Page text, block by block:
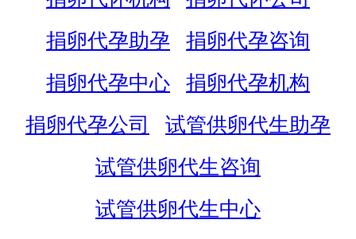
捐卵代孕助孕
捐卵代孕咨询
捐卵代孕中心
捐卵代孕机构
捐卵代孕公司
试管供卵代生助孕
试管供卵代生咨询
试管供卵代生中心